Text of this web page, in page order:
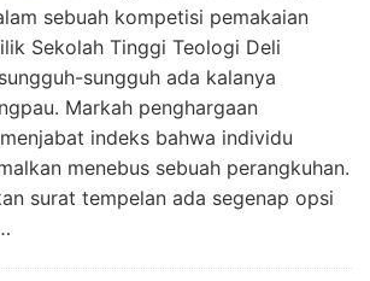
sebuah kompetisi pemakaian
Sekolah Tinggi Teologi Deli
sungguh ada kalanya
Markah penghargaan
indeks bahwa individu
menebus sebuah perangkuhan.
surat tempelan ada segenap opsi